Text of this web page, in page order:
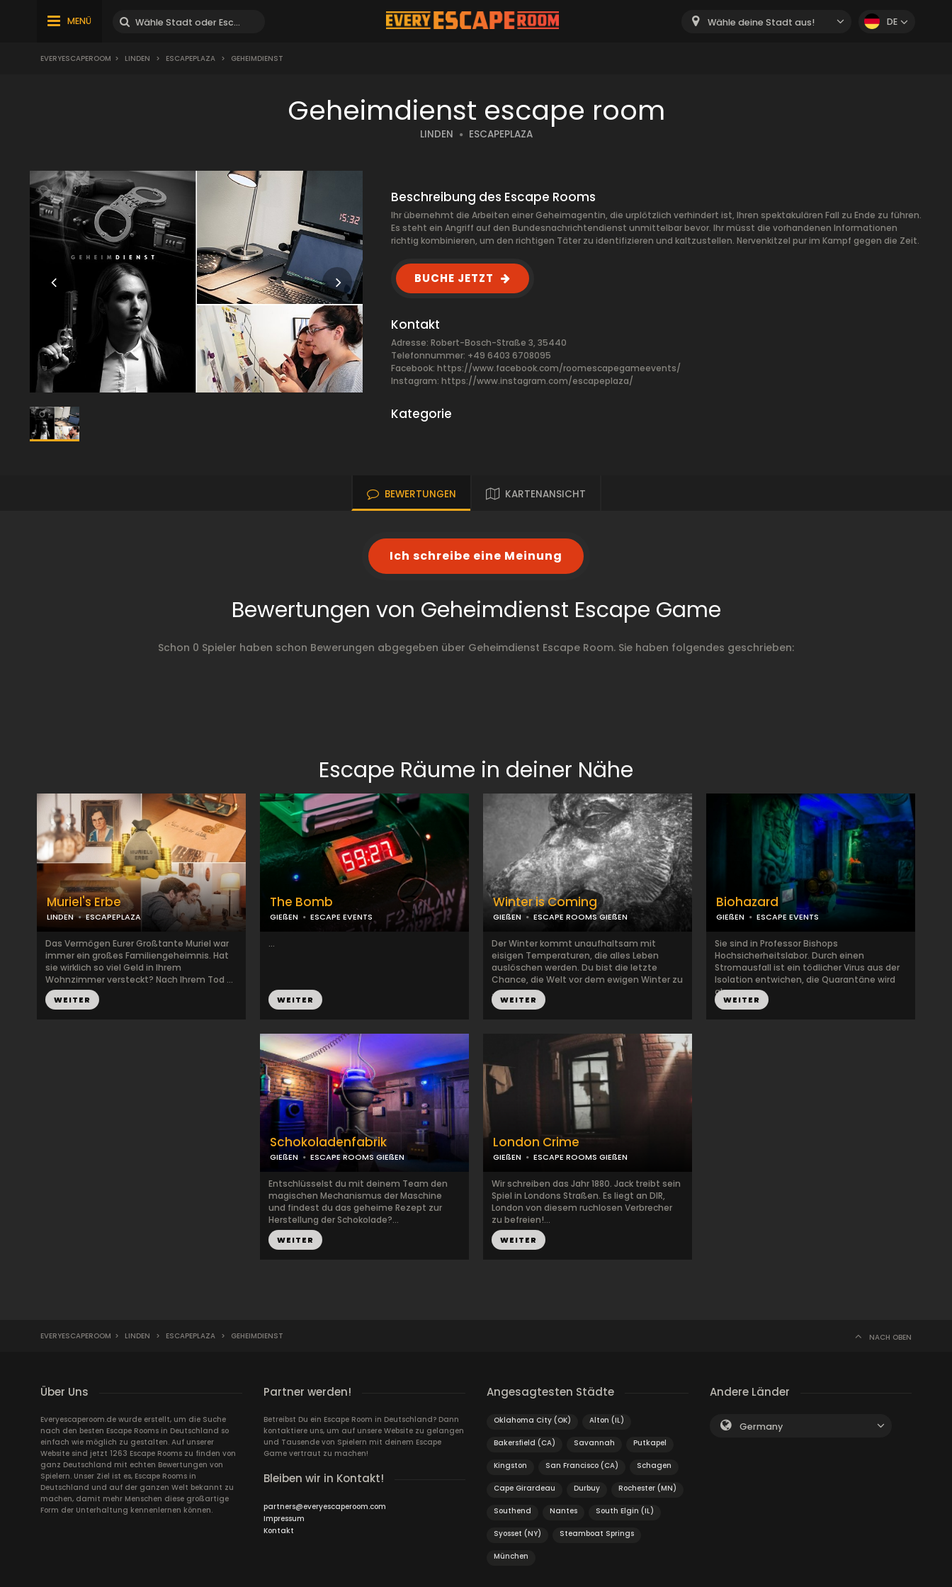
MENÜ Wähle deine Stadt aus! DE
EVERYESCAPEROOM > LINDEN > ESCAPEPLAZA > GEHEIMDIENST
Geheimdienst escape room
LINDEN ESCAPEPLAZA
Beschreibung des Escape Rooms
Ihr übernehmt die Arbeiten einer Geheimagentin, die urplötzlich verhindert ist, Ihren spektakulären Fall zu Ende zu führen.
Es steht ein Angriff auf den Bundesnachrichtendienst unmittelbar bevor. Ihr müsst die vorhandenen Informationen
richtig kombinieren, um den richtigen Täter zu identifizieren und kaltzustellen. Nervenkitzel pur im Kampf gegen die Zeit.
BUCHE JETZT
Kontakt
Adresse: Robert-Bosch-Straße 3, 35440
Telefonnummer: +49 6403 6708095
Facebook: https://www.facebook.com/roomescapegameevents/
Instagram: https://www.instagram.com/escapeplaza/
Kategorie
BEWERTUNGEN KARTENANSICHT
Ich schreibe eine Meinung
Bewertungen von Geheimdienst Escape Game
Schon 0 Spieler haben schon Bewerungen abgegeben über Geheimdienst Escape Room. Sie haben folgendes geschrieben:
Escape Räume in deiner Nähe
Muriel's Erbe
LINDEN ESCAPEPLAZA
Das Vermögen Eurer Großtante Muriel war
immer ein großes Familiengeheimnis. Hat
sie wirklich so viel Geld in Ihrem
Wohnzimmer versteckt? Nach Ihrem Tod ...
WEITER
The Bomb
GIEßEN ESCAPE EVENTS
...
WEITER
Winter is Coming
GIEßEN ESCAPE ROOMS GIEßEN
Der Winter kommt unaufhaltsam mit
eisigen Temperaturen, die alles Leben
auslöschen werden. Du bist die letzte
Chance, die Welt vor dem ewigen Winter zu
...
WEITER
Biohazard
GIEßEN ESCAPE EVENTS
Sie sind in Professor Bishops
Hochsicherheitslabor. Durch einen
Stromausfall ist ein tödlicher Virus aus der
Isolation entwichen, die Quarantäne wird
ak...
WEITER
Schokoladenfabrik
GIEßEN ESCAPE ROOMS GIEßEN
Entschlüsselst du mit deinem Team den
magischen Mechanismus der Maschine
und findest du das geheime Rezept zur
Herstellung der Schokolade?...
WEITER
London Crime
GIEßEN ESCAPE ROOMS GIEßEN
Wir schreiben das Jahr 1880. Jack treibt sein
Spiel in Londons Straßen. Es liegt an DIR,
London von diesem ruchlosen Verbrecher
zu befreien!...
WEITER
EVERYESCAPEROOM > LINDEN > ESCAPEPLAZA > GEHEIMDIENST NACH OBEN
Über Uns
Everyescaperoom.de wurde erstellt, um die Suche
nach den besten Escape Rooms in Deutschland so
einfach wie möglich zu gestalten. Auf unserer
Website sind jetzt 1263 Escape Rooms zu finden von
ganz Deutschland mit echten Bewertungen von
Spielern. Unser Ziel ist es, Escape Rooms in
Deutschland und auf der ganzen Welt bekannt zu
machen, damit mehr Menschen diese großartige
Form der Unterhaltung kennenlernen können.
Partner werden!
Betreibst Du ein Escape Room in Deutschland? Dann
kontaktiere uns, um auf unsere Website zu gelangen
und Tausende von Spielern mit deinem Escape
Game vertraut zu machen!
Bleiben wir in Kontakt!
partners@everyescaperoom.com
Impressum
Kontakt
Angesagtesten Städte
Oklahoma City (OK) Alton (IL)
Bakersfield (CA) Savannah Putkapel
Kingston San Francisco (CA) Schagen
Cape Girardeau Durbuy Rochester (MN)
Southend Nantes South Elgin (IL)
Syosset (NY) Steamboat Springs
München
Andere Länder
Germany